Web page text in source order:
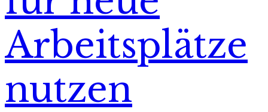
Arbeitsplätze
nutzen